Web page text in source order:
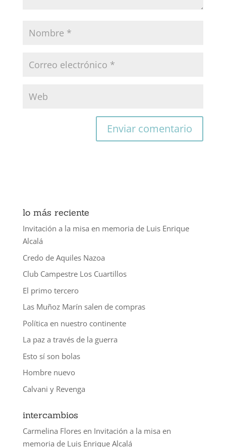
lo más reciente
Invitación a la misa en memoria de Luis Enrique
Alcalá
Credo de Aquiles Nazoa
Club Campestre Los Cuartillos
El primo tercero
Las Muñoz Marín salen de compras
Política en nuestro continente
La paz a través de la guerra
Esto sí son bolas
Hombre nuevo
Calvani y Revenga
intercambios
Carmelina Floresen Invitación a la misa en
memoria de Luis Enrique Alcalá